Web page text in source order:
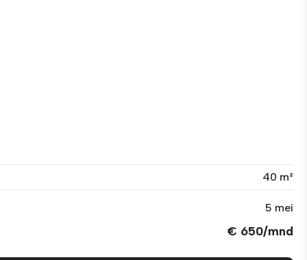
40 m²
5 mei
€ 650/mnd